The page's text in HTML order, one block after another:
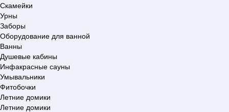
Скамейки
Урны
Заборы
Оборудование для ванной
Ванны
Душевые кабины
Инфакрасные сауны
Умывальники
Фитобочки
Летние домики
Летние домики